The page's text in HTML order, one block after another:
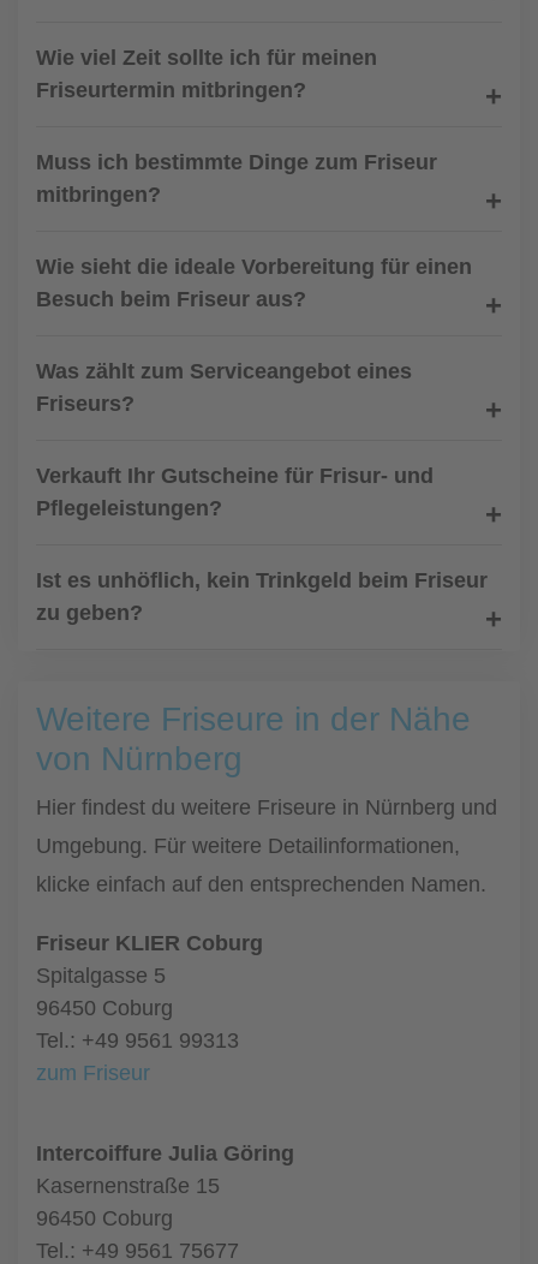
Wie viel Zeit sollte ich für meinen
Friseurtermin mitbringen?
Muss ich bestimmte Dinge zum Friseur
mitbringen?
Wie sieht die ideale Vorbereitung für einen
Besuch beim Friseur aus?
Was zählt zum Serviceangebot eines
Friseurs?
Verkauft Ihr Gutscheine für Frisur- und
Pflegeleistungen?
Ist es unhöflich, kein Trinkgeld beim Friseur
zu geben?
Weitere Friseure in der Nähe
von Nürnberg
Hier findest du weitere Friseure in Nürnberg und
Umgebung. Für weitere Detailinformationen,
klicke einfach auf den entsprechenden Namen.
Friseur KLIER Coburg
Spitalgasse 5
96450 Coburg
Tel.: +49 9561 99313
zum Friseur
Intercoiffure Julia Göring
Kasernenstraße 15
96450 Coburg
Tel.: +49 9561 75677